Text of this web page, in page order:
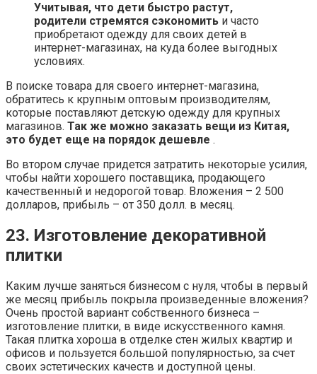
Учитывая, что дети быстро растут,
родители стремятся сэкономить и часто
приобретают одежду для своих детей в
интернет-магазинах, на куда более выгодных
условиях.
В поиске товара для своего интернет-магазина,
обратитесь к крупным оптовым производителям,
которые поставляют детскую одежду для крупных
магазинов. Так же можно заказать вещи из Китая,
это будет еще на порядок дешевле .
Во втором случае придется затратить некоторые усилия,
чтобы найти хорошего поставщика, продающего
качественный и недорогой товар. Вложения – 2 500
долларов, прибыль – от 350 долл. в месяц.
23. Изготовление декоративной
плитки
Каким лучше заняться бизнесом с нуля, чтобы в первый
же месяц прибыль покрыла произведенные вложения?
Очень простой вариант собственного бизнеса –
изготовление плитки, в виде искусственного камня.
Такая плитка хороша в отделке стен жилых квартир и
офисов и пользуется большой популярностью, за счет
своих эстетических качеств и доступной цены.